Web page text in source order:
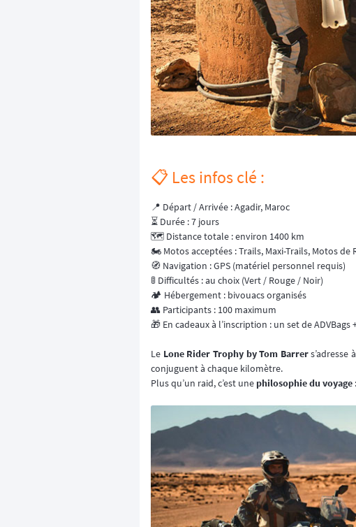
📋 Les infos clé :
📍 Départ / Arrivée : Agadir, Maroc
⏳ Durée : 7 jours
🗺️ Distance totale : environ 1400 km
🏍️ Motos acceptées : Trails, Maxi-Trails, Motos de
🧭 Navigation : GPS (matériel personnel requis)
🚦 Difficultés : au choix (Vert / Rouge / Noir)
🏕️ Hébergement : bivouacs organisés
👥 Participants : 100 maximum
🎁 En cadeaux à l’inscription : un set de ADVBags
Le Lone Rider Trophy by Tom Barrers’adresse
conjuguent à chaque kilomètre.
Plus qu’un raid, c’est une philosophie du voyage